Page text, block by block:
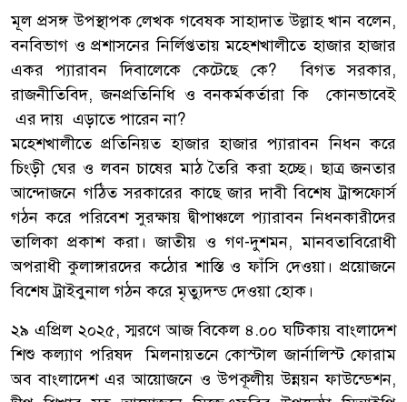
মূল প্রসঙ্গ উপস্থাপক লেখক গবেষক সাহাদাত উল্লাহ খান বলেন,
বনবিভাগ ও প্রশাসনের নির্লিপ্ততায় মহেশখালীতে হাজার হাজার
একর প্যারাবন দিবালেকে কেটেছে কে? বিগত সরকার,
রাজনীতিবিদ, জনপ্রতিনিধি ও বনকর্মকর্তারা কি কোনভাবেই
এর দায় এড়াতে পারেন না?
মহেশখালীতে প্রতিনিয়ত হাজার হাজার প্যারাবন নিধন করে
চিংড়ী ঘের ও লবন চাষের মাঠ তৈরি করা হচ্ছে। ছাত্র জনতার
আন্দোজনে গঠিত সরকারের কাছে জার দাবী বিশেষ ট্রান্সফোর্স
গঠন করে পরিবেশ সুরক্ষায় দ্বীপাঞ্চলে প্যারাবন নিধনকারীদের
তালিকা প্রকাশ করা। জাতীয় ও গণ-দুশমন, মানবতাবিরোধী
অপরাধী কুলাঙ্গারদের কঠোর শাস্তি ও ফাঁসি দেওয়া। প্রয়োজনে
বিশেষ ট্রাইবুনাল গঠন করে মৃত্যুদন্ড দেওয়া হোক।
২৯ এপ্রিল ২০২৫, স্মরণে আজ বিকেল ৪.০০ ঘটিকায় বাংলাদেশ
শিশু কল্যাণ পরিষদ মিলনায়তনে কোস্টাল জার্নালিস্ট ফোরাম
অব বাংলাদেশ এর আয়োজনে ও উপকূলীয় উন্নয়ন ফাউন্ডেশন,